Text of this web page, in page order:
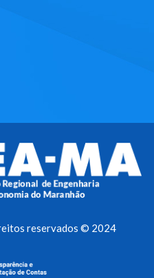
reservados © 2024